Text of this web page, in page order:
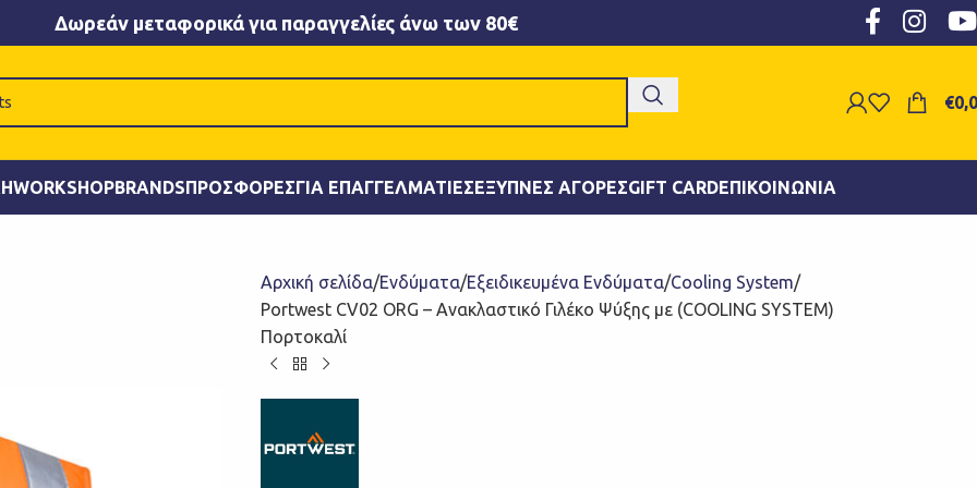
Δωρεάν μεταφορικά για παραγγελίες άνω των 80€
€
WORKSHOPBRANDSΠΡΟΣΦΟΡΈΣΓΙΑ ΕΠΑΓΓΕΛΜΑΤΊΕΣΕΞΥΠΝΕΣ ΑΓΟΡΈΣGIFT CARDΕΠΙΚΟΙΝΩΝΊΑ
Αρχική σελίδα Ενδύματα Εξειδικευμένα Ενδύματα Cooling System
Portwest CV02 ORG – Ανακλαστικό Γιλέκο Ψύξης με (COOLING SYSTEM)
Πορτοκαλί